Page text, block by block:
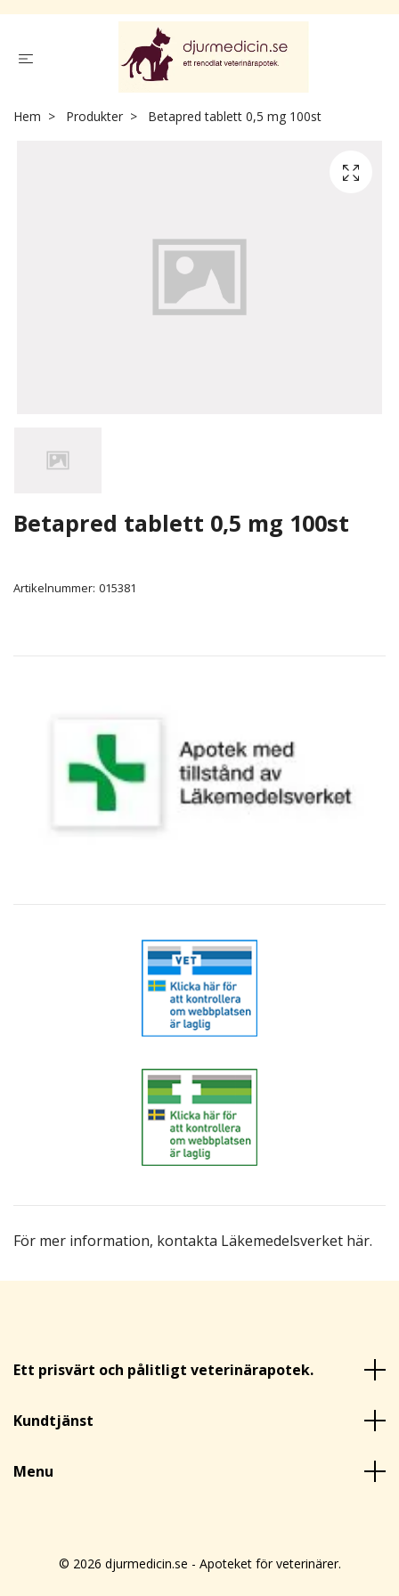
För mer information, kontakta Läkemedelsverket här.
Hem Produkter Betapred tablett 0,5 mg 100st
Betapred tablett 0,5 mg 100st
Artikelnummer: 015381
Ett prisvärt och pålitligt veterinärapotek.
Kundtjänst
Menu
© 2026 djurmedicin.se - Apoteket för veterinärer.